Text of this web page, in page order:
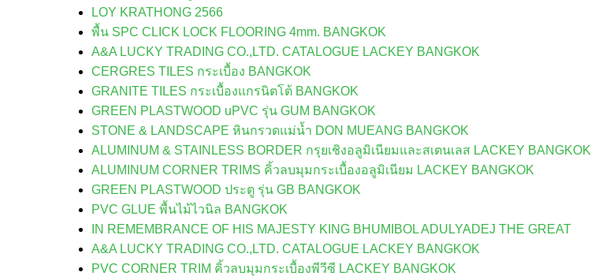
LOY KRATHONG 2566
พื้น SPC CLICK LOCK FLOORING 4mm. BANGKOK
A&A LUCKY TRADING CO.,LTD. CATALOGUE LACKEY BANGKOK
CERGRES TILES กระเบื้อง BANGKOK
GRANITE TILES กระเบื้องแกรนิตโต้ BANGKOK
GREEN PLASTWOOD uPVC รุ่น GUM BANGKOK
STONE & LANDSCAPE หินกรวดแม่น้ำ DON MUEANG BANGKOK
ALUMINUM & STAINLESS BORDER กรุยเชิงอลูมิเนียมและสเตนเลส LACKEY BANGKOK
ALUMINUM CORNER TRIMS คิ้วลบมุมกระเบื้องอลูมิเนียม LACKEY BANGKOK
GREEN PLASTWOOD ประตู รุ่น GB BANGKOK
PVC GLUE พื้นไม้ไวนิล BANGKOK
IN REMEMBRANCE OF HIS MAJESTY KING BHUMIBOL ADULYADEJ THE GREAT
A&A LUCKY TRADING CO.,LTD. CATALOGUE LACKEY BANGKOK
PVC CORNER TRIM คิ้วลบมุมกระเบื้องพีวีซี LACKEY BANGKOK